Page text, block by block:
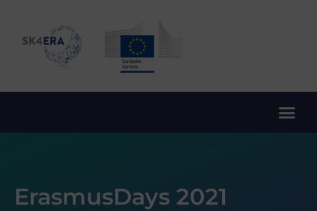
ErasmusDays 2021